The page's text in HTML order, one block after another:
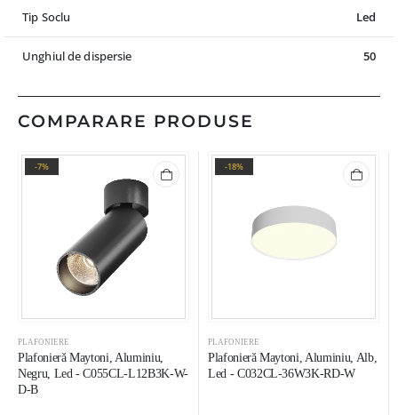
Tip Soclu Led
Unghiul de dispersie 50
COMPARARE PRODUSE
-7%
PLAFONIERE
Plafonieră Maytoni, Aluminiu,
Negru, Led - C055CL-L12B3K-W-
D-B
-18%
PLAFONIERE
Plafonieră Maytoni, Aluminiu, Alb,
Led - C032CL-36W3K-RD-W